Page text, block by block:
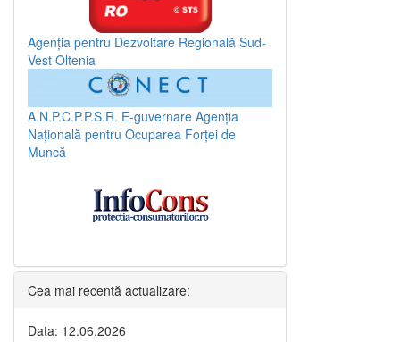
Agenția pentru Dezvoltare Regională Sud-
Vest Oltenia
A.N.P.C.P.P.S.R. E-guvernare Agenția
Națională pentru Ocuparea Forței de
Muncă
Cea mai recentă actualizare:
Data: 12.06.2026